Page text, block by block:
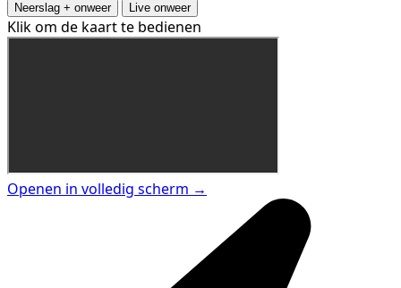
Neerslag + onweer Live onweer
Klik om de kaart te bedienen
Openen in volledig scherm →